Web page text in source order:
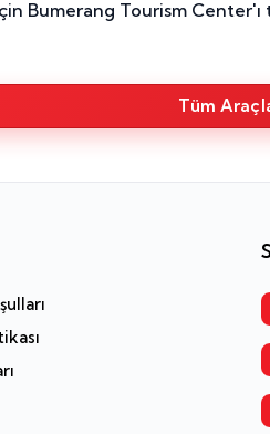
Bumerang Tourism
Tüm